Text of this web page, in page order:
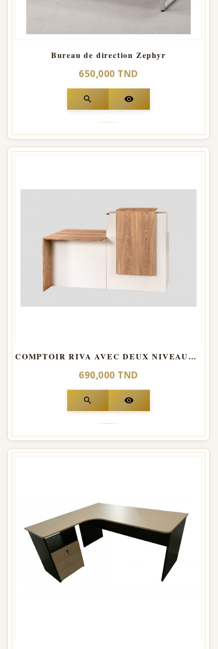
Bureau de direction Zephyr
650,000 TND
search visibility
COMPTOIR RIVA AVEC DEUX NIVEAUX LED
690,000 TND
search visibility